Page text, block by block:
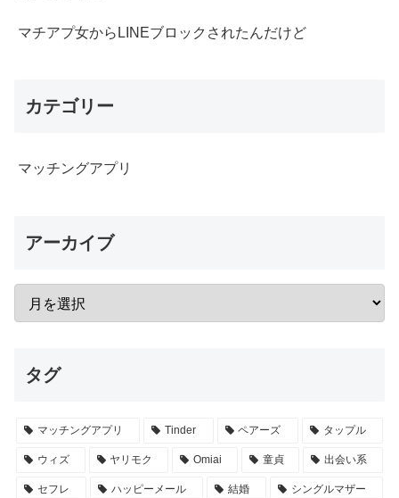
マチアプ女からLINEブロックされたんだけど
カテゴリー
マッチングアプリ
アーカイブ
タグ
マッチングアプリ Tinder ペアーズ タップル
ウィズ ヤリモク Omiai 童貞 出会い系
セフレ ハッピーメール 結婚 シングルマザー